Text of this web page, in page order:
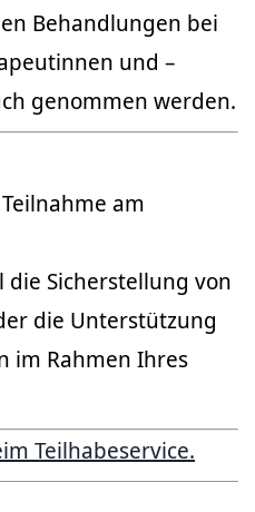
Behandlungen bei
und –
genommen werden.
am
die Sicherstellung von
die Unterstützung
im Rahmen Ihres
Teilhabeservice.